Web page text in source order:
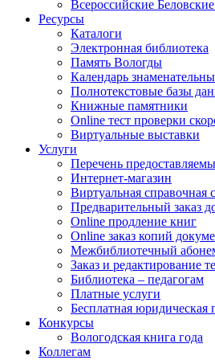
Всероссийские
Ресурсы
Каталоги
Электронная библиотека
Память Вологды
Календарь
Полнотекстовые базы
Книжные памятники
Online тест проверки
Виртуальные выставки
Услуги
Перечень
Интернет-магазин
Виртуальная справочная
Предварительный заказ
Online продление книг
Online заказ копий
Межбиблиотечный
Заказ и редактирование
Библиотека – педагогам
Платные услуги
Бесплатная юридическая
Конкурсы
Вологодская книга года
Коллегам